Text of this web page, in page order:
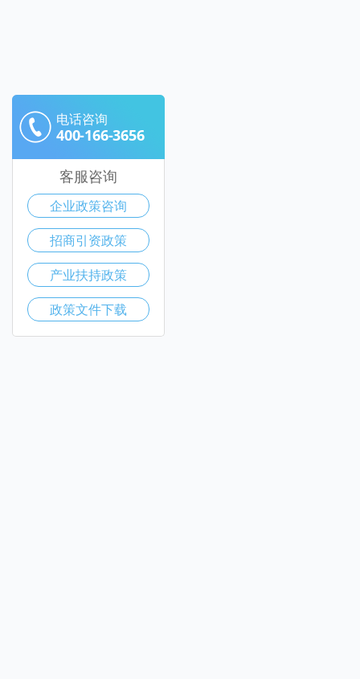
电话咨询
400-166-3656
客服咨询
企业政策咨询
招商引资政策
产业扶持政策
政策文件下载